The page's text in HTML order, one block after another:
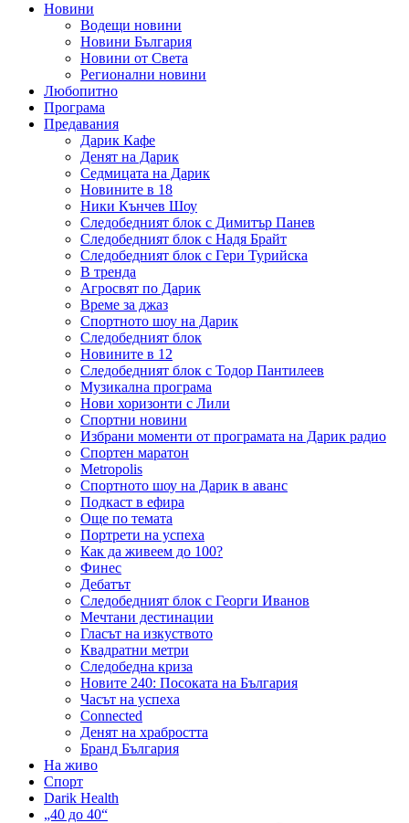
Новини
Водещи новини
Новини България
Новини от Света
Регионални новини
Любопитно
Програма
Предавания
Дарик Кафе
Денят на Дарик
Седмицата на Дарик
Новините в 18
Ники Кънчев Шоу
Следобедният блок с Димитър Панев
Следобедният блок с Надя Брайт
Следобедният блок с Гери Турийска
В тренда
Агросвят по Дарик
Време за джаз
Спортното шоу на Дарик
Следобедният блок
Новините в 12
Следобедният блок с Тодор Пантилеев
Музикална програма
Нови хоризонти с Лили
Спортни новини
Избрани моменти от програмата на Дарик радио
Спортен маратон
Metropolis
Спортното шоу на Дарик в аванс
Подкаст в ефира
Още по темата
Портрети на успеха
Как да живеем до 100?
Финес
Дебатът
Следобедният блок с Георги Иванов
Мечтани дестинации
Гласът на изкуството
Квадратни метри
Следобедна криза
Новите 240: Посоката на България
Часът на успеха
Connected
Денят на храбростта
Бранд България
На живо
Спорт
Darik Health
„40 до 40“